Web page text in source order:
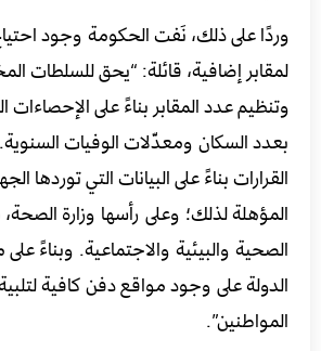
وردًا على ذلك، نَفت الحكومة وجود
لمقابر إضافية، قائلة: “يحق للسلطات
وتنظيم عدد المقابر بناءً على الإحصاءات
بعدد السكان ومعدّلات الوفيات
القرارات بناءً على البيانات التي توردها
المؤهلة لذلك؛ وعلى رأسها وزارة الصحة،
الصحية والبيئية والاجتماعية. وبناءً
الدولة على وجود مواقع دفن كافية
المواطنين”.